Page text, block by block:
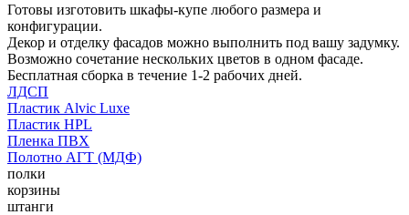
Готовы изготовить шкафы-купе любого размера и
конфигурации.
Декор и отделку фасадов можно выполнить под вашу задумку.
Возможно сочетание нескольких цветов в одном фасаде.
Бесплатная сборка в течение 1-2 рабочих дней.
ЛДСП
Пластик Alvic Luxe
Пластик HPL
Пленка ПВХ
Полотно АГТ (МДФ)
полки
корзины
штанги